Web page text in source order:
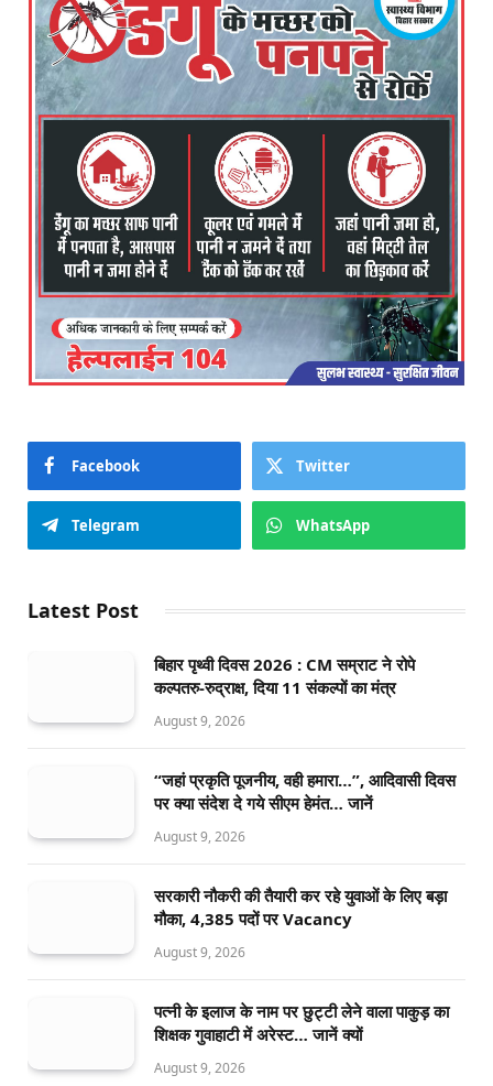
Facebook Twitter
Telegram WhatsApp
Latest Post
बिहार पृथ्वी दिवस 2026 : CM सम्राट ने रोपे
कल्पतरु-रुद्राक्ष, दिया 11 संकल्पों का मंत्र
August 9, 2026
“जहां प्रकृति पूजनीय, वही हमारा…”, आदिवासी दिवस
पर क्या संदेश दे गये सीएम हेमंत… जानें
August 9, 2026
सरकारी नौकरी की तैयारी कर रहे युवाओं के लिए बड़ा
मौका, 4,385 पदों पर Vacancy
August 9, 2026
पत्नी के इलाज के नाम पर छुट्टी लेने वाला पाकुड़ का
शिक्षक गुवाहाटी में अरेस्ट… जानें क्यों
August 9, 2026